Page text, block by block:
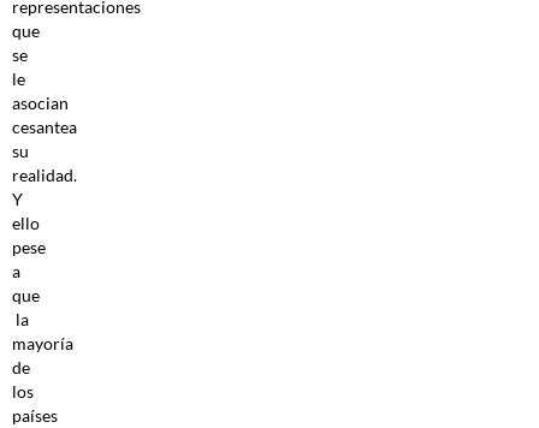
representaciones
que
se
le
asocian
cesantea
su
realidad.
Y
ello
pese
a
que
la
mayoría
de
los
países